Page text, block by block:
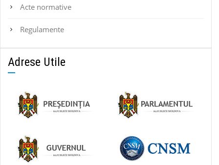
Acte normative
Regulamente
Adrese Utile